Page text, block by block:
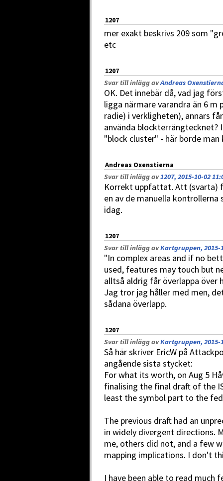
1207
mer exakt beskrivs 209 som
etc
1207
Svar till inlägg avAndreas
OK. Det innebär då, vad jag
ligga närmare varandra än 6 m
radie) i verkligheten), annars
använda blockterrängtecknet?
"block cluster" - här borde
Andreas Oxenstierna
Svar till inlägg av1207, 2015-10-02
Korrekt uppfattat. Att (svarta)
en av de manuella
idag.
1207
Svar till inlägg avKartgruppen, 2015-
"In complex areas and if no
used, features may touch but
alltså aldrig får överlappa över
Jag tror jag håller med men,
sådana överlapp.
1207
Svar till inlägg avKartgruppen, 2015-
Så här skriver EricW på
angående sista stycket:
For what its worth, on Aug 5
finalising the final draft of the
least the symbol part to the
The previous draft had an
in widely divergent directions.
me, others did not, and a few
mapping implications. I don't
I have been able to read